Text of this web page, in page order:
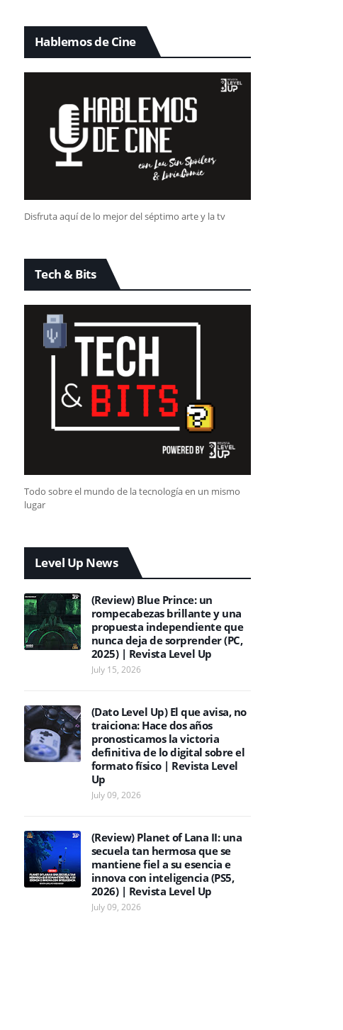
Hablemos de Cine
Disfruta aquí de lo mejor del séptimo arte y la tv
Tech & Bits
Todo sobre el mundo de la tecnología en un mismo
lugar
Level Up News
(Review) Blue Prince: un
rompecabezas brillante y una
propuesta independiente que
nunca deja de sorprender (PC,
2025) | Revista Level Up
July 15, 2026
(Dato Level Up) El que avisa, no
traiciona: Hace dos años
pronosticamos la victoria
definitiva de lo digital sobre el
formato físico | Revista Level
Up
July 09, 2026
(Review) Planet of Lana II: una
secuela tan hermosa que se
mantiene fiel a su esencia e
innova con inteligencia (PS5,
2026) | Revista Level Up
July 09, 2026